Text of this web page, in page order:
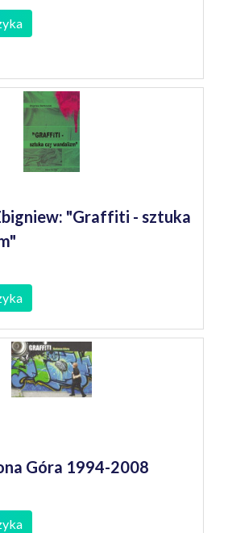
"Graffiti - sztuka
Góra 1994-2008